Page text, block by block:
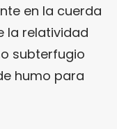
en la cuerda
la relatividad
subterfugio
humo para